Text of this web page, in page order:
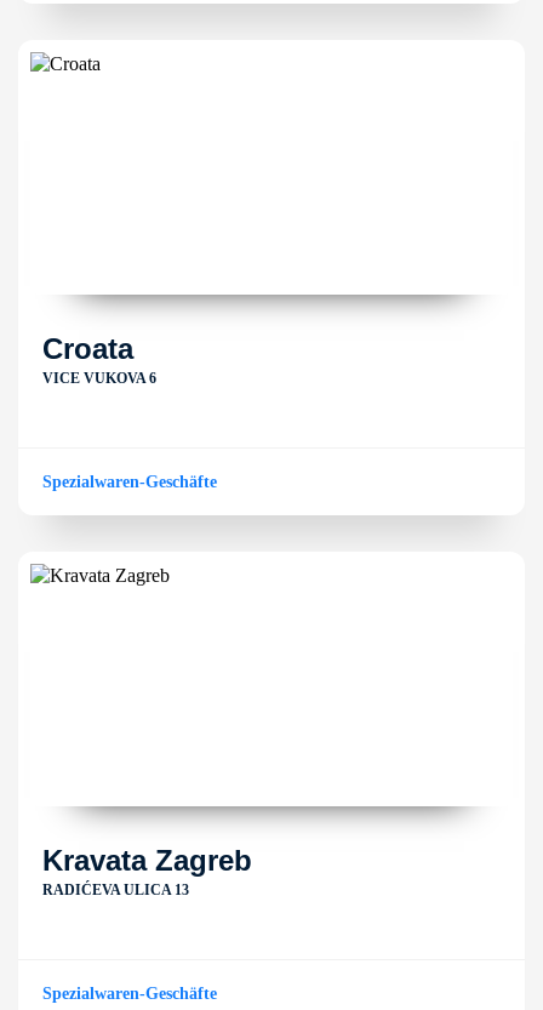
Croata
VICE VUKOVA 6
Spezialwaren-Geschäfte
Kravata Zagreb
RADIĆEVA ULICA 13
Spezialwaren-Geschäfte